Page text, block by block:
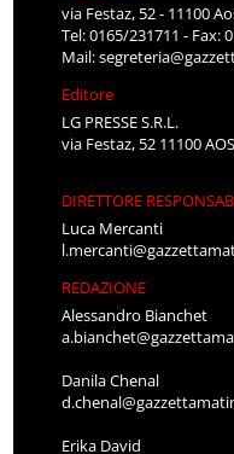
via Festaz, 52 - 11100
Tel: 0165/231711 - Fax:
Mail:
Editore
LG PRESSE S.R.L.
via Festaz, 52 11100
DIRETTORE
Luca Mercanti
REDAZIONE
Alessandro Bianchet
Danila Chenal
Erika David